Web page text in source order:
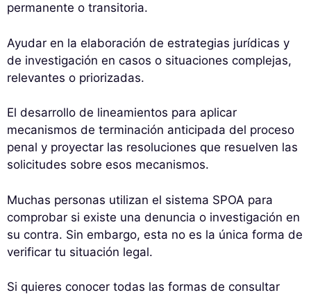
permanente o transitoria.
Ayudar en la elaboración de estrategias jurídicas y
de investigación en casos o situaciones complejas,
relevantes o priorizadas.
El desarrollo de lineamientos para aplicar
mecanismos de terminación anticipada del proceso
penal y proyectar las resoluciones que resuelven las
solicitudes sobre esos mecanismos.
Muchas personas utilizan el sistema SPOA para
comprobar si existe una denuncia o investigación en
su contra. Sin embargo, esta no es la única forma de
verificar tu situación legal.
Si quieres conocer todas las formas de consultar